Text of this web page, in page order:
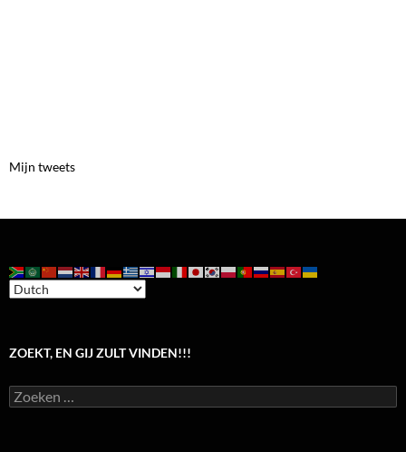
Mijn tweets
ZOEKT, EN GIJ ZULT VINDEN!!!
Zoeken
naar: